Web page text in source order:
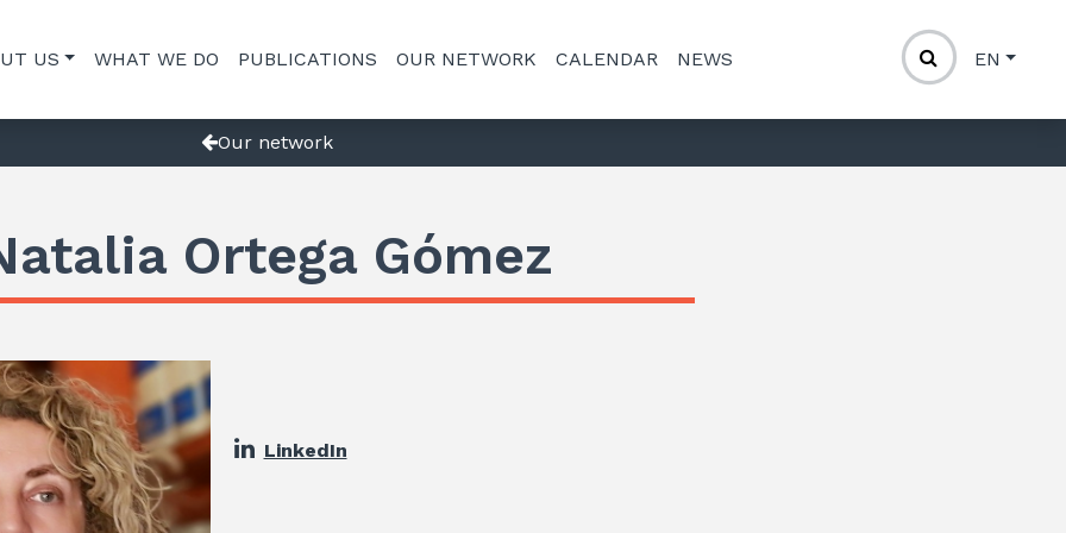
US WHAT WE DO PUBLICATIONS OUR NETWORK CALENDAR NEWS EN
Our network
Ortega Gómez
LinkedIn